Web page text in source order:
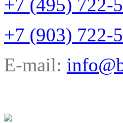
+7 (495) 722-
+7 (903) 722-
E-mail: